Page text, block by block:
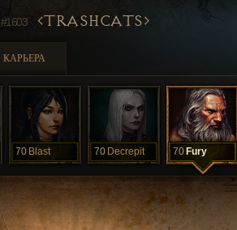
#1603 TRASHCATS
КАРЬЕРА
70 Blast 70 Decrepit 70 Fury